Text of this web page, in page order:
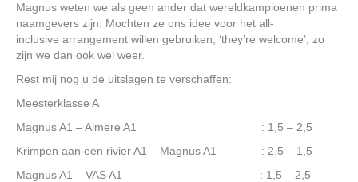
Magnus weten we als geen ander dat wereldkampioenen prima
naamgevers zijn. Mochten ze ons idee voor het all-
inclusive arrangement willen gebruiken, ‘they’re welcome’, zo
zijn we dan ook wel weer.
Rest mij nog u de uitslagen te verschaffen:
Meesterklasse A
Magnus A1 – Almere A1 : 1,5 – 2,5
Krimpen aan een rivier A1 – Magnus A1 : 2,5 – 1,5
Magnus A1 – VAS A1 : 1,5 – 2,5